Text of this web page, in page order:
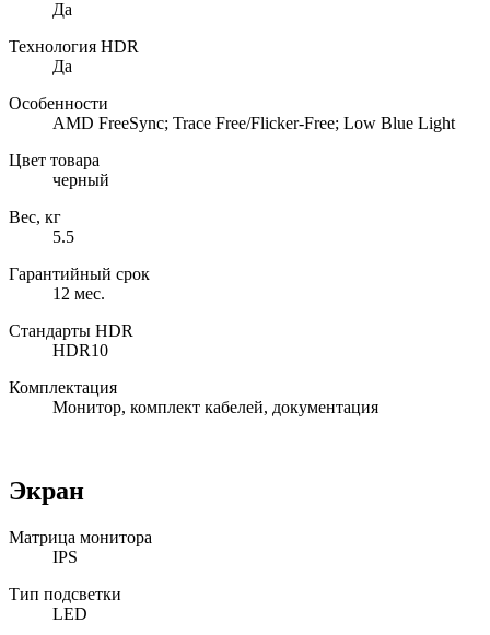
Да
Технология HDR
Да
Особенности
AMD FreeSync; Trace Free/Flicker-Free; Low Blue Light
Цвет товара
черный
Вес, кг
5.5
Гарантийный срок
12 мес.
Cтандарты HDR
HDR10
Комплектация
Монитор, комплект кабелей, документация
Экран
Матрица монитора
IPS
Тип подсветки
LED